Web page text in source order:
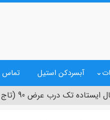
آبسردکن استیل تماس
تک درب عرض 90 (تاج بلند)